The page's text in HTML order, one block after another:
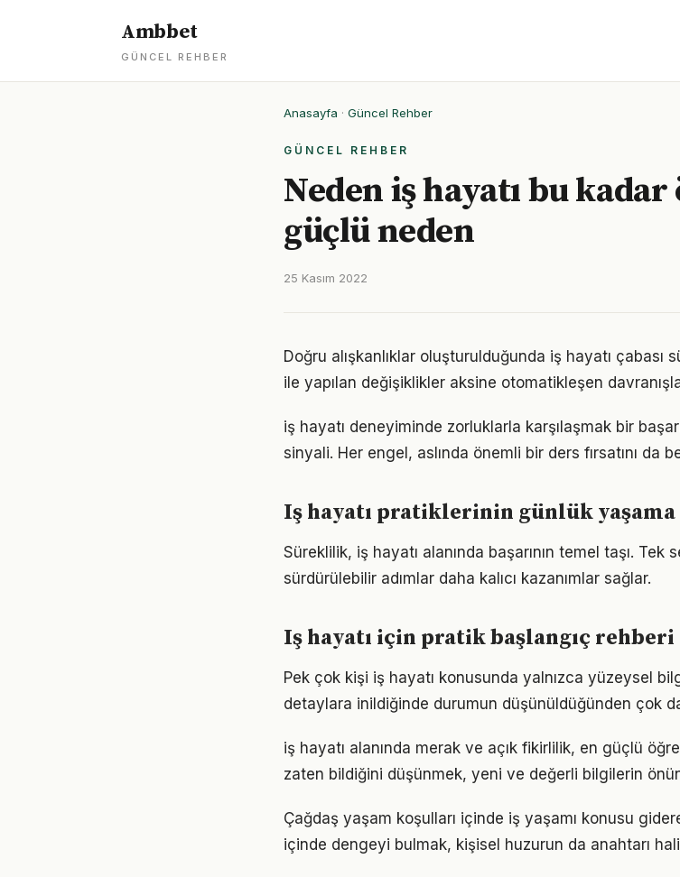
Ambbet
GÜNCEL REHBER
Anasayfa · Güncel Rehber
GÜNCEL REHBER
Neden iş hayatı bu
güçlü neden
25 Kasım 2022
Doğru alışkanlıklar oluşturulduğunda iş hayatı
ile yapılan değişiklikler aksine otomatikleşen
iş hayatı deneyiminde zorluklarla karşılaşmak bir
sinyali. Her engel, aslında önemli bir ders fırsatını da
Iş hayatı pratiklerinin günlük
Süreklilik, iş hayatı alanında başarının temel taşı.
sürdürülebilir adımlar daha kalıcı kazanımlar sağlar.
Iş hayatı için pratik başlangıç rehberi
Pek çok kişi iş hayatı konusunda yalnızca yüzeysel
detaylara inildiğinde durumun düşünüldüğünden çok
iş hayatı alanında merak ve açık fikirlilik, en güçlü
zaten bildiğini düşünmek, yeni ve değerli bilgilerin
Çağdaş yaşam koşulları içinde iş yaşamı konusu
içinde dengeyi bulmak, kişisel huzurun da anahtarı